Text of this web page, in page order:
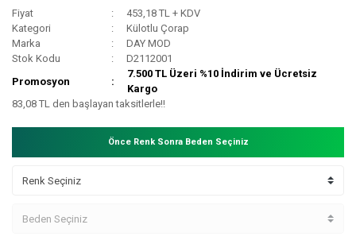
Fiyat
453,18 TL + KDV
Kategori
Külotlu Çorap
Marka
DAY MOD
Stok Kodu
D2112001
Promosyon
7.500 TL Üzeri %10 İndirim ve Ücretsiz
Kargo
83,08 TL den başlayan taksitlerle!!
Önce Renk Sonra Beden Seçiniz